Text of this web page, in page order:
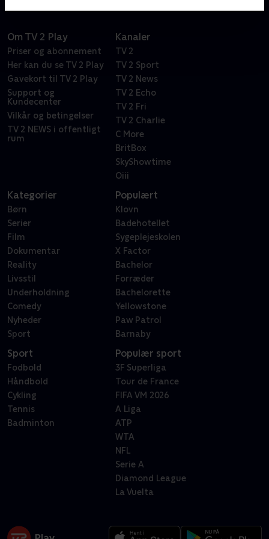
Om TV 2 Play
Priser og abonnement
Her kan du se TV 2 Play
Gavekort til TV 2 Play
Support og
Kundecenter
Vilkår og betingelser
TV 2 NEWS i offentligt
rum
Kanaler
TV 2
TV 2 Sport
TV 2 News
TV 2 Echo
TV 2 Fri
TV 2 Charlie
C More
BritBox
SkyShowtime
Oiii
Kategorier
Børn
Serier
Film
Dokumentar
Reality
Livsstil
Underholdning
Comedy
Nyheder
Sport
Populært
Klovn
Badehotellet
Sygeplejeskolen
X Factor
Bachelor
Forræder
Bachelorette
Yellowstone
Paw Patrol
Barnaby
Sport
Fodbold
Håndbold
Cykling
Tennis
Badminton
Populær sport
3F Superliga
Tour de France
FIFA VM 2026
A Liga
ATP
WTA
NFL
Serie A
Diamond League
La Vuelta